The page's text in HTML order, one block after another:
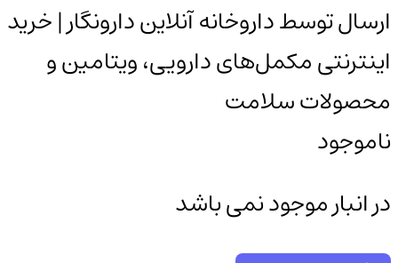
ارسال توسط داروخانه آنلاین دارونگار | خرید
اینترنتی مکمل‌های دارویی، ویتامین و
محصولات سلامت
ناموجود
در انبار موجود نمی باشد